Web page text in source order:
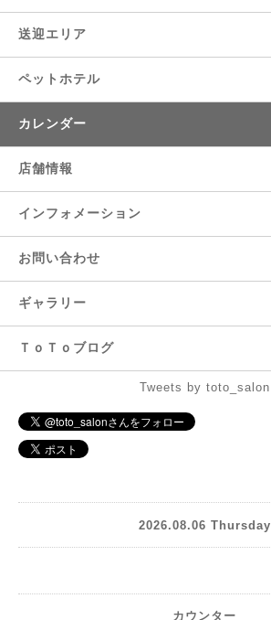
送迎エリア
ペットホテル
カレンダー
店舗情報
インフォメーション
お問い合わせ
ギャラリー
ＴｏＴｏブログ
Tweets by toto_salon
2026.08.06 Thursday
カウンター